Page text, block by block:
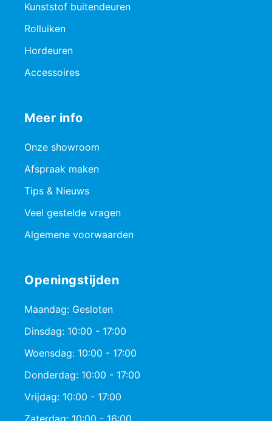
Kunststof buitendeuren
Rolluiken
Hordeuren
Accessoires
Meer info
Onze showroom
Afspraak maken
Tips & Nieuws
Veel gestelde vragen
Algemene voorwaarden
Openingstijden
Maandag: Gesloten
Dinsdag: 10:00 - 17:00
Woensdag: 10:00 - 17:00
Donderdag: 10:00 - 17:00
Vrijdag: 10:00 - 17:00